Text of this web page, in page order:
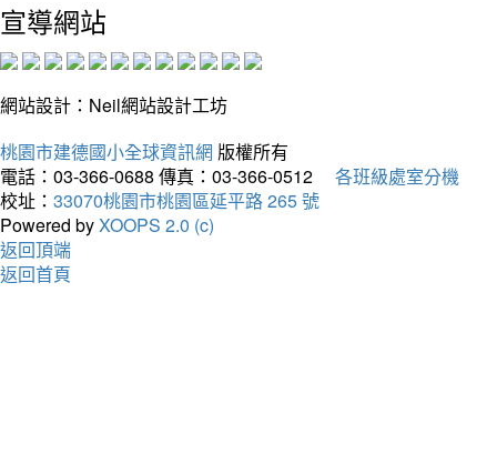
宣導網站
網站設計：Neil網站設計工坊
桃園市建德國小全球資訊網 版權所有
電話：03-366-0688 傳真：03-366-0512
各班級處室分機
校址： 33070桃園市桃園區延平路 265 號
Powered byXOOPS 2.0 (c)
返回頂端
返回首頁